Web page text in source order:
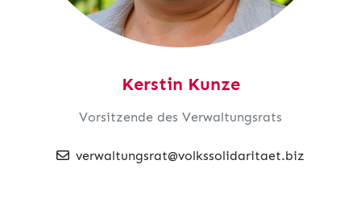
Kerstin Kunze
Vorsitzende des Verwaltungsrats
verwaltungsrat@volkssolidaritaet.biz